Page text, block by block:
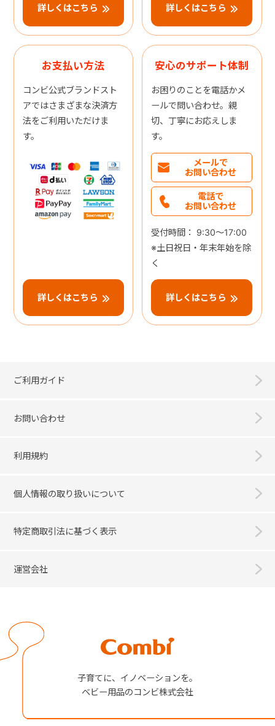
詳しくはこちら 詳しくはこちら
お支払い方法
コンビ公式ブランドスト
アではさまざまな決済方
法をご利用いただけま
す。
詳しくはこちら
安心のサポート体制
お困りのことを電話かメ
ールで問い合わせ。親
切、丁寧にお応えしま
す。
メールで
お問い合わせ
電話で
お問い合わせ
受付時間： 9:30～17:00
※土日祝日・年末年始を除
く
詳しくはこちら
ご利用ガイド
お問い合わせ
利用規約
個人情報の取り扱いについて
特定商取引法に基づく表示
運営会社
子育てに、イノベーションを。
ベビー用品のコンビ株式会社